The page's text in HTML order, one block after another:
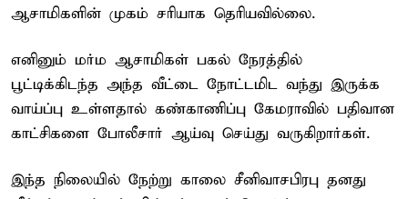
ஆசாமிகளின் முகம் சரியாக தெரியவில்லை.
எனினும் மர்ம ஆசாமிகள் பகல் நேரத்தில்
பூட்டிக்கிடந்த அந்த வீட்டை நோட்டமிட வந்து இருக்க
வாய்ப்பு உள்ளதால் கண்காணிப்பு கேமராவில் பதிவான
காட்சிகளை போலீசார் ஆய்வு செய்து வருகிறார்கள்.
இந்த நிலையில் நேற்று காலை சீனிவாசபிரபு தனது